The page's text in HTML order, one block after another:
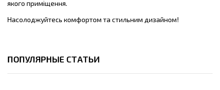
якого приміщення.
Насолоджуйтесь комфортом та стильним дизайном!
ПОПУЛЯРНЫЕ СТАТЬИ